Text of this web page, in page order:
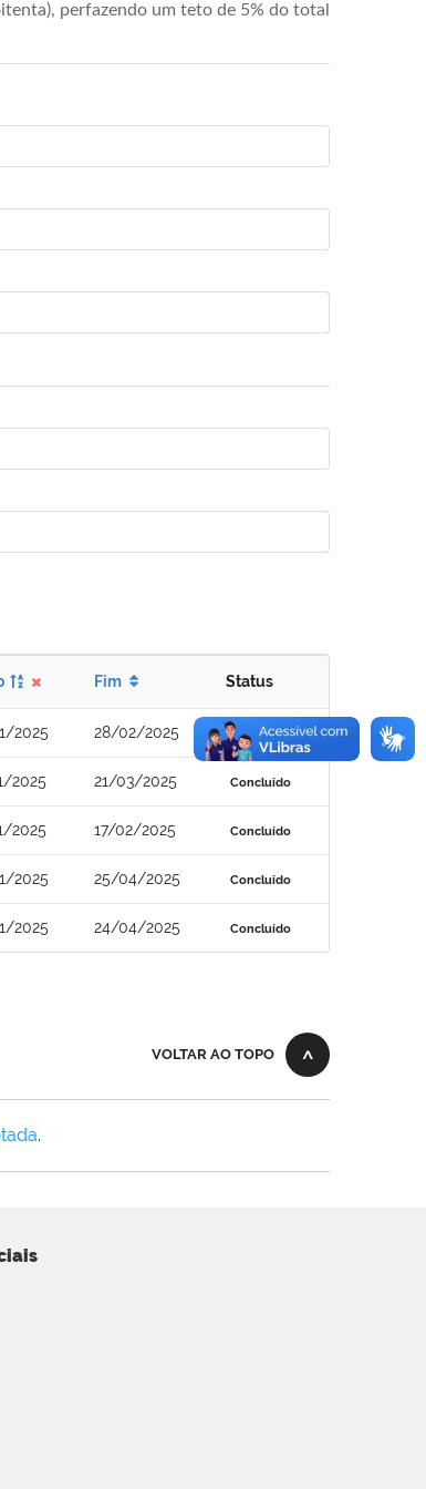
perfazendo um teto de 5% do total
Fim Status
2025 28/02/2025 Concluído
2025 21/03/2025 Concluído
2025 17/02/2025 Concluído
2025 25/04/2025 Concluído
2025 24/04/2025 Concluído
VOLTAR AO TOPO
.